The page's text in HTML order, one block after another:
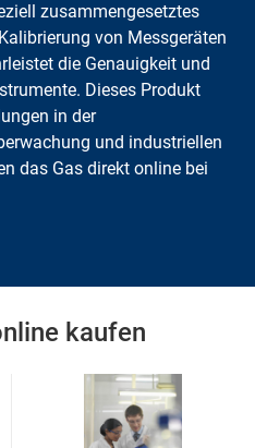
zusammengesetztes
von Messgeräten
die Genauigkeit und
Dieses Produkt
in der
und industriellen
das Gas direkt online bei
kaufen